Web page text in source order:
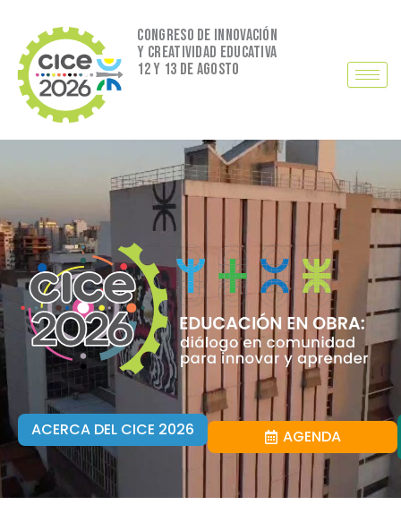
contenido
Congreso de innovación
y creatividad educativa
12 y 13 de agosto
ACERCA DEL CICE 2026 AGENDA